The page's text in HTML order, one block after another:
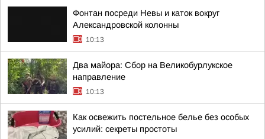
Фонтан посреди Невы и каток вокруг
Александровской колонны
10:13
Два майора: Сбор на Великобурлукское
направление
10:13
Как освежить постельное белье без особых
усилий: секреты простоты